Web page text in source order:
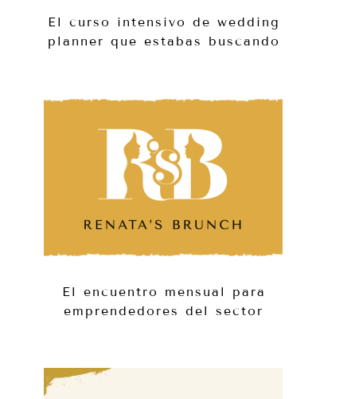
El curso intensivo de wedding
planner que estabas buscando
El encuentro mensual para
emprendedores del sector